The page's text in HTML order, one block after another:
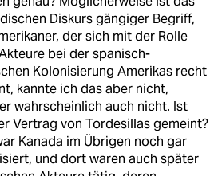
Diskurs gängiger Begriff,
der sich mit der Rolle
bei der spanisch-
Kolonisierung Amerikas recht
kannte ich das aber nicht,
wahrscheinlich auch nicht. Ist
Vertrag von Tordesillas gemeint?
Kanada im Übrigen noch gar
und dort waren auch später